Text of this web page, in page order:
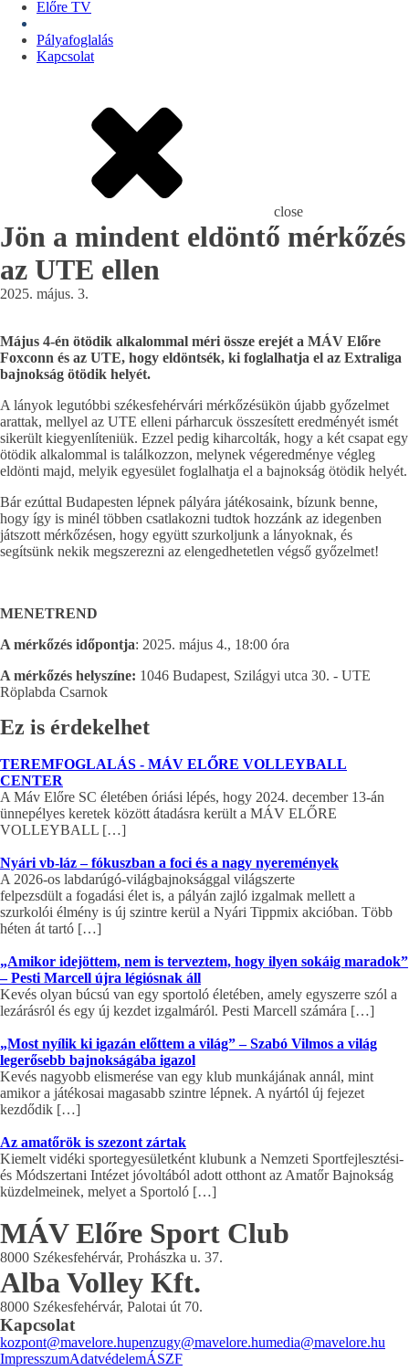
Előre TV
Pályafoglalás
Kapcsolat
close
Jön a mindent eldöntő mérkőzés
az UTE ellen
2025. május. 3.
Május 4-én ötödik alkalommal méri össze erejét a MÁV Előre
Foxconn és az UTE, hogy eldöntsék, ki foglalhatja el az Extraliga
bajnokság ötödik helyét.
A lányok legutóbbi székesfehérvári mérkőzésükön újabb győzelmet
arattak, mellyel az UTE elleni párharcuk összesített eredményét ismét
sikerült kiegyenlíteniük. Ezzel pedig kiharcolták, hogy a két csapat egy
ötödik alkalommal is találkozzon, melynek végeredménye végleg
eldönti majd, melyik egyesület foglalhatja el a bajnokság ötödik helyét.
Bár ezúttal Budapesten lépnek pályára játékosaink, bízunk benne,
hogy így is minél többen csatlakozni tudtok hozzánk az idegenben
játszott mérkőzésen, hogy együtt szurkoljunk a lányoknak, és
segítsünk nekik megszerezni az elengedhetetlen végső győzelmet!
MENETREND
A mérkőzés időpontja: 2025. május 4., 18:00 óra
A mérkőzés helyszíne: 1046 Budapest, Szilágyi utca 30. - UTE
Röplabda Csarnok
Ez is érdekelhet
TEREMFOGLALÁS - MÁV ELŐRE VOLLEYBALL
CENTER
A Máv Előre SC életében óriási lépés, hogy 2024. december 13-án
ünnepélyes keretek között átadásra került a MÁV ELŐRE
VOLLEYBALL […]
Nyári vb-láz – fókuszban a foci és a nagy nyeremények
A 2026-os labdarúgó-világbajnoksággal világszerte
felpezsdült a fogadási élet is, a pályán zajló izgalmak mellett a
szurkolói élmény is új szintre kerül a Nyári Tippmix akcióban. Több
héten át tartó […]
„Amikor idejöttem, nem is terveztem, hogy ilyen sokáig maradok”
– Pesti Marcell újra légiósnak áll
Kevés olyan búcsú van egy sportoló életében, amely egyszerre szól a
lezárásról és egy új kezdet izgalmáról. Pesti Marcell számára […]
„Most nyílik ki igazán előttem a világ” – Szabó Vilmos a világ
legerősebb bajnokságába igazol
Kevés nagyobb elismerése van egy klub munkájának annál, mint
amikor a játékosai magasabb szintre lépnek. A nyártól új fejezet
kezdődik […]
Az amatőrök is szezont zártak
Kiemelt vidéki sportegyesületként klubunk a Nemzeti Sportfejlesztési-
és Módszertani Intézet jóvoltából adott otthont az Amatőr Bajnokság
küzdelmeinek, melyet a Sportoló […]
MÁV Előre Sport Club
8000 Székesfehérvár, Prohászka u. 37.
Alba Volley Kft.
8000 Székesfehérvár, Palotai út 70.
Kapcsolat
kozpont@mavelore.hupenzugy@mavelore.humedia@mavelore.hu
ImpresszumAdatvédelemÁSZF